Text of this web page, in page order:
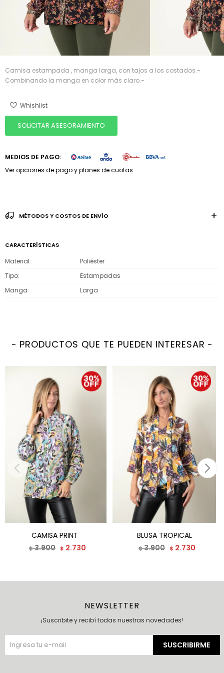
Camisa estampada , manga larga, con tajos a los costados.-
Combinando la manga en color más claro.-
SOLICITAR ASESORAMIENTO
MEDIOS DE PAGO:
Ver opciones de pago y planes de cuotas
MÉTODOS Y COSTOS DE ENVÍO
CARACTERÍSTICAS
Material
Poliéster
Tipo
Estampadas
Manga
Larga
PRODUCTOS QUE TE PUEDEN INTERESAR
CAMISA PRINT
$3.900 $ 2.730
BLUSA TROPICAL
$3.900 $ 2.730
NEWSLETTER
¡Suscribite y recibí todas nuestras novedades!
SUSCRIBIRME